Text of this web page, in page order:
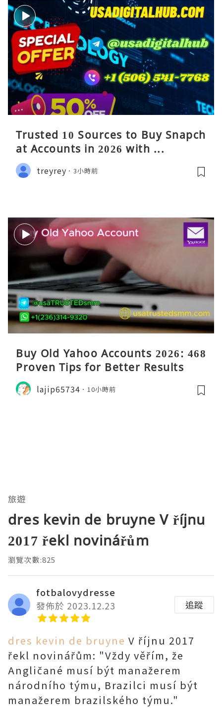
Trusted 10 Sources to Buy Snapch
at Accounts in 2026 with ...
treyrey 3小時前
Buy Old Yahoo Accounts 2026: 468
Proven Tips for Better Results
lajip65734 10小時前
旅遊
dres kevin de bruyne V říjnu
2017 řekl novinářům
瀏覽次數:825
fotbalovydresse
發佈於 2023.12.23
追蹤
dres kevin de bruyne V říjnu 2017
řekl novinářům: "Vždy věřím, že
Angličané musí být manažerem
národního týmu, Brazilci musí být
manažerem brazilského týmu."